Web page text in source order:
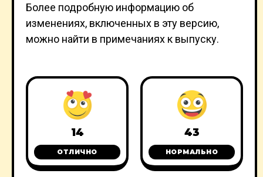
Более подробную информацию об
изменениях, включенных в эту версию,
можно найти в примечаниях к выпуску.
14
ОТЛИЧНО
43
НОРМАЛЬНО